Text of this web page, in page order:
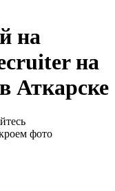
на
на
Аткарске
фото